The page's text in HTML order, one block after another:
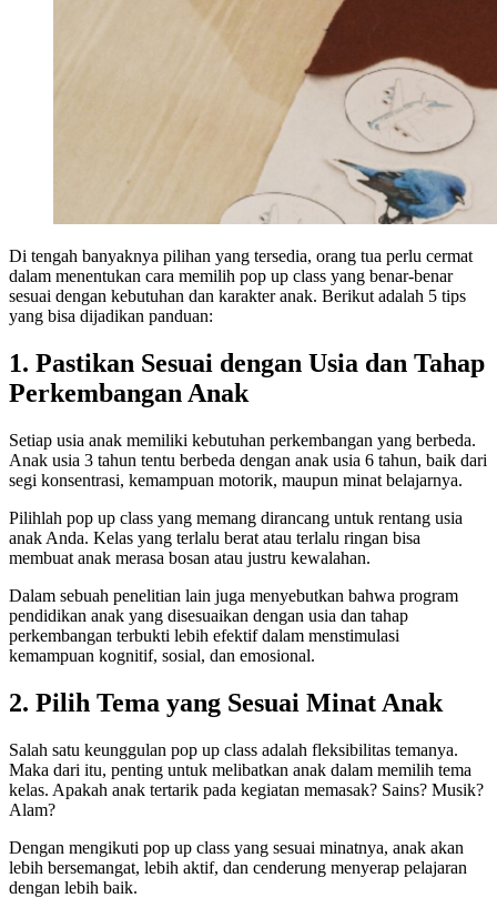
Di tengah banyaknya pilihan yang tersedia, orang tua perlu cermat
dalam menentukan cara memilih pop up class yang benar-benar
sesuai dengan kebutuhan dan karakter anak. Berikut adalah 5 tips
yang bisa dijadikan panduan:
1. Pastikan Sesuai dengan Usia dan Tahap
Perkembangan Anak
Setiap usia anak memiliki kebutuhan perkembangan yang berbeda.
Anak usia 3 tahun tentu berbeda dengan anak usia 6 tahun, baik dari
segi konsentrasi, kemampuan motorik, maupun minat belajarnya.
Pilihlah pop up class yang memang dirancang untuk rentang usia
anak Anda. Kelas yang terlalu berat atau terlalu ringan bisa
membuat anak merasa bosan atau justru kewalahan.
Dalam sebuah penelitian lain juga menyebutkan bahwa program
pendidikan anak yang disesuaikan dengan usia dan tahap
perkembangan terbukti lebih efektif dalam menstimulasi
kemampuan kognitif, sosial, dan emosional.
2. Pilih Tema yang Sesuai Minat Anak
Salah satu keunggulan pop up class adalah fleksibilitas temanya.
Maka dari itu, penting untuk melibatkan anak dalam memilih tema
kelas. Apakah anak tertarik pada kegiatan memasak? Sains? Musik?
Alam?
Dengan mengikuti pop up class yang sesuai minatnya, anak akan
lebih bersemangat, lebih aktif, dan cenderung menyerap pelajaran
dengan lebih baik.